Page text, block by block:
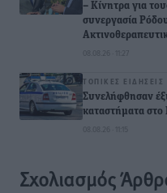
– Κίνητρα για
συνεργασία
08.08.26 · 11:27
ΤΟΠΙΚΈΣ ΕΙΔΉΣΕΙΣ
Συνελήφθησαν
καταστήματα στο
08.08.26 · 11:15
Σχολιασμός